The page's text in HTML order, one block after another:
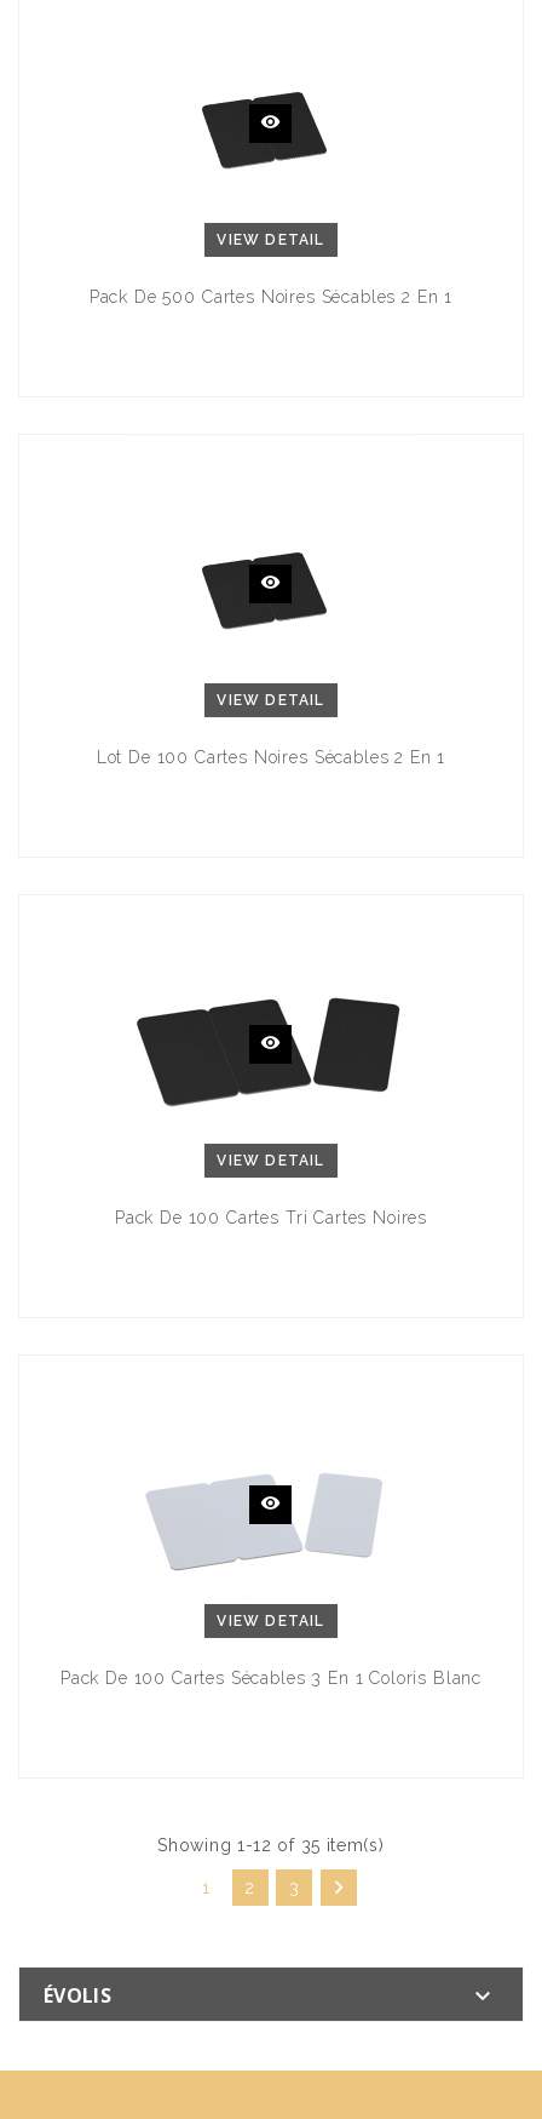
VIEW DETAIL
Pack De 500 Cartes Noires Sécables 2 En 1
VIEW DETAIL
Lot De 100 Cartes Noires Sécables 2 En 1
VIEW DETAIL
Pack De 100 Cartes Tri Cartes Noires
VIEW DETAIL
Pack De 100 Cartes Sécables 3 En 1 Coloris Blanc
Showing 1-12 of 35 item(s)
1 2 3 
ÉVOLIS 